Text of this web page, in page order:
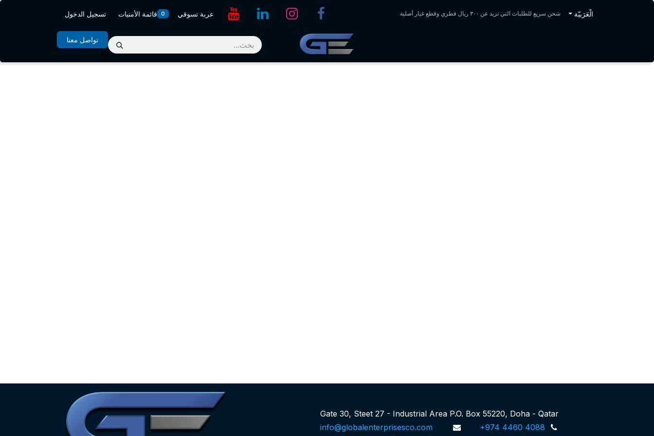
الْعَرَبيّة شحن سريع للطلبات التي تزيد عن ٣٠٠ ريال قطري وقطع غيار أصلية عربة تسوقي 0 قائمة الأمنيات تسجيل الدخول
تواصل معنا
Gate 30, Steet 27 - Industrial Area P.O. Box 55220, Doha - Qatar
+974 4460 4088
info@globalenterprisesco.com